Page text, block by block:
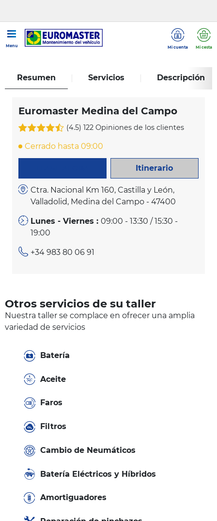
Menu Mi cuenta Mi cesta
Euromaster Medina del Campo
Resumen Servicios Descripción
Euromaster Medina del Campo
(4.5) 122 Opiniones de los clientes
Cerrado hasta 09:00
Itinerario
Ctra. Nacional Km 160, Castilla y León,
Valladolid, Medina del Campo - 47400
Lunes - Viernes :09:00 - 13:30 / 15:30 -
19:00
+34 983 80 06 91
Otros servicios de su taller
Nuestra taller se complace en ofrecer una amplia
variedad de servicios
Batería
Aceite
Faros
Filtros
Cambio de Neumáticos
Batería Eléctricos y Híbridos
Amortiguadores